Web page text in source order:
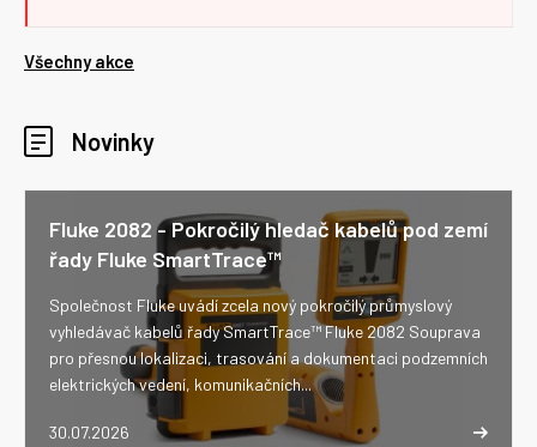
Všechny akce
Novinky
Fluke 2082 - Pokročilý hledač kabelů pod zemí
řady Fluke SmartTrace™
30.07.2026
Společnost Fluke uvádí zcela nový pokročilý průmyslový
vyhledávač kabelů řady SmartTrace™ Fluke 2082 Souprava
pro přesnou lokalizaci, trasování a dokumentaci podzemních
elektrických vedení, komunikačních...